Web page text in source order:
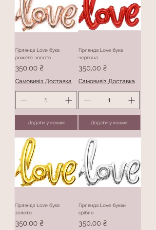
Гірлянда Love букв
рожеве золото
Ціна
350,00 ₴
Самовивіз Доставка
Додати у кошик
Гірлянда Love букв
червона
Ціна
350,00 ₴
Самовивіз Доставка
Додати у кошик
Гірлянда Love букв
золото
Ціна
350,00 ₴
Гірлянда Love букви
срібло
Ціна
350,00 ₴